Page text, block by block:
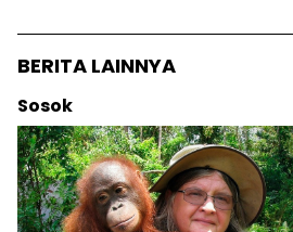
BERITA LAINNYA
Berita